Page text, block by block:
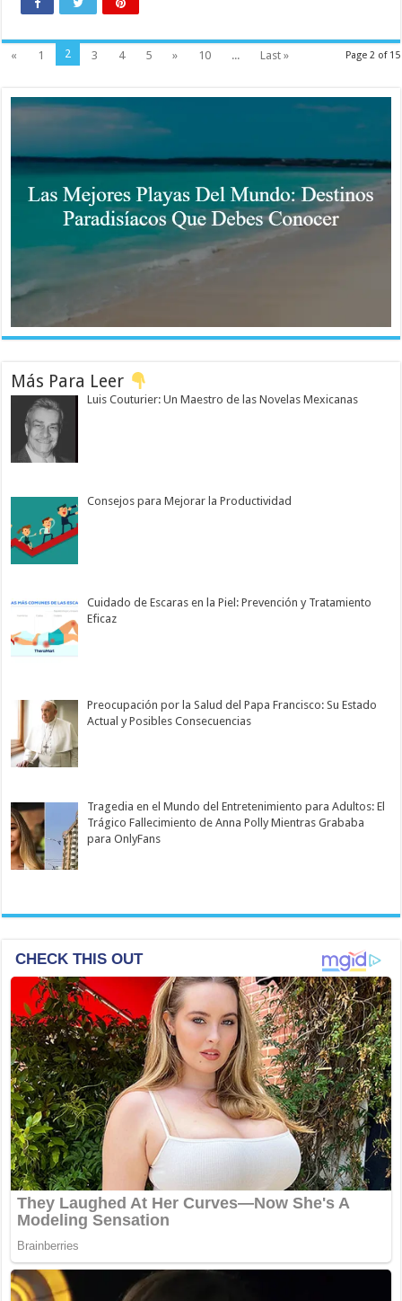
Page 2 of 15
« 1 2 3 4 5 » 10 ... Last »
Más Para Leer
Luis Couturier: Un Maestro de las Novelas Mexicanas
Consejos para Mejorar la Productividad
Cuidado de Escaras en la Piel: Prevención y Tratamiento
Eficaz
Preocupación por la Salud del Papa Francisco: Su Estado
Actual y Posibles Consecuencias
Tragedia en el Mundo del Entretenimiento para Adultos: El
Trágico Fallecimiento de Anna Polly Mientras Grababa
para OnlyFans